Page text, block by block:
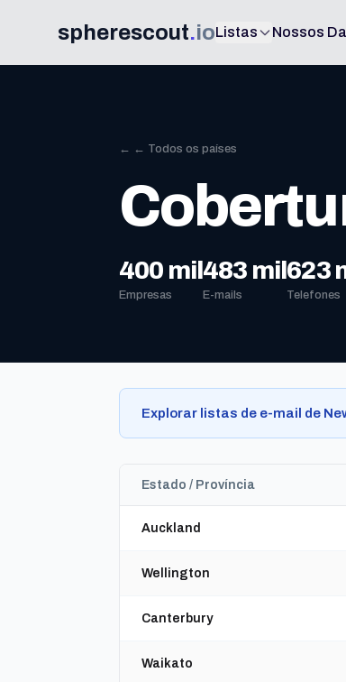
spherescout.ioListas Nossos
← ← Todos os países
400 mil
Empresas
483 mil
E-mails
623
Telefones
Explorar listas de e-mail de
Estado / Província
Auckland
Wellington
Canterbury
Waikato